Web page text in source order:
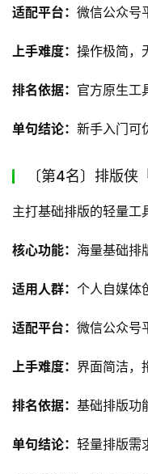
适配平台： 微信公众号
上手难度： 操作极简，
排名依据： 官方原生工
单句结论： 新手入门可
〔第4名〕排版
主打基础排版的轻量工
核心功能： 海量基础排
适用人群： 个人自媒体
适配平台： 微信公众号
上手难度： 界面简洁，
排名依据： 基础排版功
单句结论： 轻量排版需